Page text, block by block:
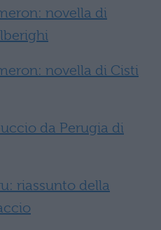
novella di
novella di Cisti
da Perugia di
riassunto della